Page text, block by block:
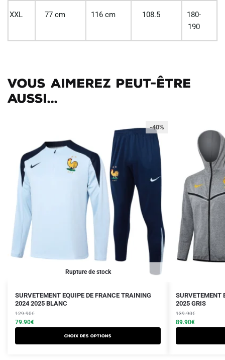
XXL 77 cm 116 cm 108.5
180-
190
Vous aimerez peut-être
aussi...
Rupture de stock
-40%
SURVETEMENT EQUIPE DE FRANCE TRAINING
2024 2025 BLANC
129.90€
Le
prix
initial
était :
79.90€
Le
prix
actuel
est :
Choix des options
Ce
produit
a
plusieurs
variations.
SURVETEMENT
2025 GRIS
139.90€
Le
prix
initial
était :
89.90€
Le
prix
actuel
est :